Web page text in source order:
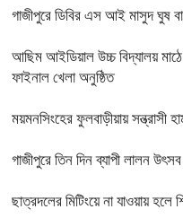
গাজীপুরে ডিবির এস আই মাসুদ ঘুষ
আছিম আইডিয়াল উচ্চ বিদ্যালয়
ফাইনাল খেলা অনুষ্ঠিত
ময়মনসিংহের ফুলবাড়ীয়ায়
গাজীপুরে তিন দিন ব্যাপী লালন উৎসব
ছাত্রদলের মিটিংয়ে না যাওয়ায় হলে